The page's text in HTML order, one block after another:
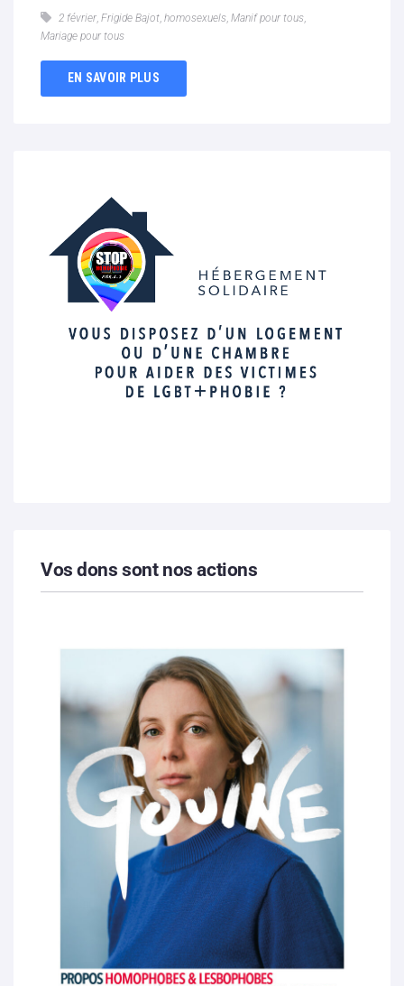
2 février, Frigide Bajot, homosexuels, Manif pour tous,
Mariage pour tous
EN SAVOIR PLUS
Vos dons sont nos actions